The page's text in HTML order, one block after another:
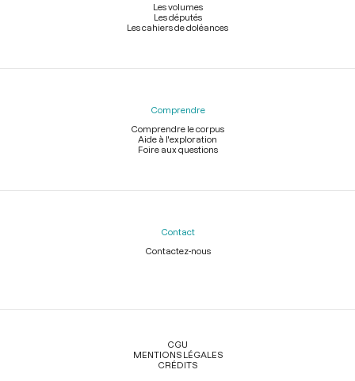
Les volumes
Les députés
Les cahiers de doléances
Comprendre
Comprendre le corpus
Aide à l'exploration
Foire aux questions
Contact
Contactez-nous
Légal
CGU
MENTIONS LÉGALES
CRÉDITS